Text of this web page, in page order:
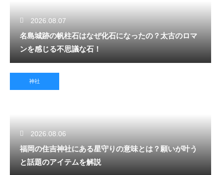
2026.08.07
名島城跡の帆柱石はなぜ化石になったの？太古のロマ
ンを感じる不思議な石！
神社
2026.08.06
福岡の住吉神社にある星守りの意味とは？願いが叶う
と話題のアイテムを解説